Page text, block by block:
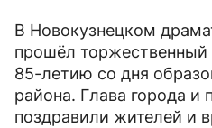
В Новокузнецком
прошёл
85-летию со дня
района. Глава города и
поздравили жителей и